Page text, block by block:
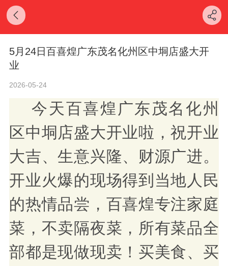
5月24日百喜煌广东茂名化州区中垌店盛大开
业
2026-05-24
今天百喜煌广东茂名化州
区中垌店盛大开业啦，祝开业
大吉、生意兴隆、财源广进。
开业火爆的现场得到 当地 人民
的热情品尝，百喜煌专注家庭
菜，不卖隔夜菜，所有菜品全
部都是现做现卖！买美食、买